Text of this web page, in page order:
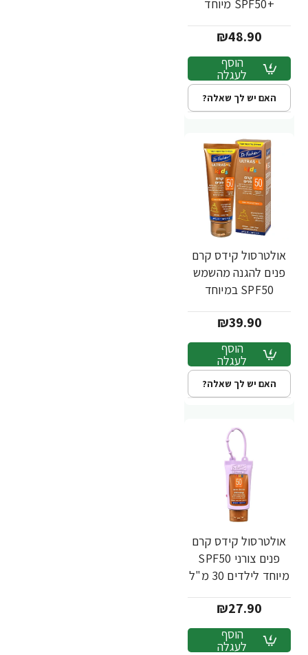
+SPF50 מיוחד
פישר
₪48.90
הוסף
לעגלה
האם יש לך שאלה?
אולטרסול קידס קרם
פנים להגנה מהשמש
SPF50 במיוחד
פישר
₪39.90
הוסף
לעגלה
האם יש לך שאלה?
אולטרסול קידס קרם
פנים צורני SPF50
מיוחד לילדים 30 מ"ל
₪27.90
הוסף
לעגלה